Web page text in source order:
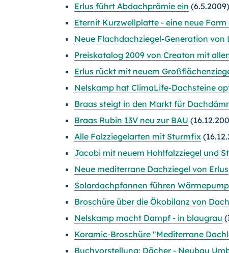
Erlus führt Abdachprämie ein (6.5.2009)
Eternit Kurzwellplatte - eine neue
Neue Flachdachziegel-Generation von
Preiskatalog 2009 von Creaton mit
Erlus rückt mit neuem
Nelskamp hat ClimaLife-Dachsteine
Braas steigt in den Markt für
Braas Rubin 13V neu zur BAU
Alle Falzziegelarten mit Sturmfix
Jacobi mit neuem Hohlfalzziegel und
Neue mediterrane Dachziegel von Erlus
Solardachpfannen führen
Broschüre über die Ökobilanz von
Nelskamp macht Dampf - in blaugrau
Koramic-Broschüre "Mediterrane
Buchvorstellung: Dächer - Neubau